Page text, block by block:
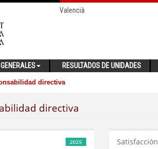
Valencià
RESULTADOS DE UNIDADES
directiva
directiva
2025 Satisfacción